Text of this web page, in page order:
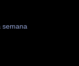
semana